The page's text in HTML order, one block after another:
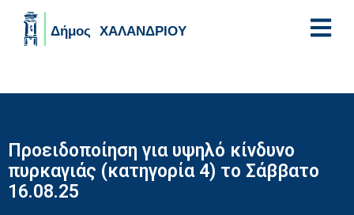
Προειδοποίηση για υψηλό κίνδυνο
πυρκαγιάς (κατηγορία 4) το Σάββατο
16.08.25